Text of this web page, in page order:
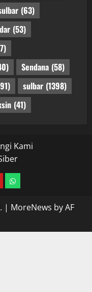
(63)
(53)
Sendana (58)
sulbar (1398)
(41)
Kami
whatsapp
| MoreNews by AF